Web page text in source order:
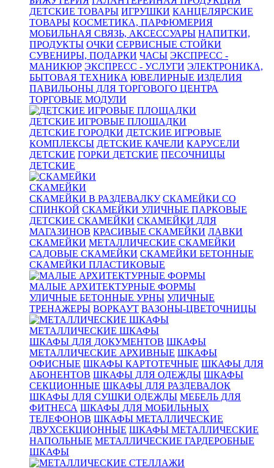
ДЕТСКИЕ ТОВАРЫ ИГРУШКИ КАНЦЕЛЯРСКИЕ
ТОВАРЫ КОСМЕТИКА, ПАРФЮМЕРИЯ
МОБИЛЬНАЯ СВЯЗЬ, АКСЕССУАРЫ НАПИТКИ,
ПРОДУКТЫ ОЧКИ СЕРВИСНЫЕ СТОЙКИ
СУВЕНИРЫ, ПОДАРКИ ЧАСЫ ЭКСПРЕСС -
МАНИКЮР ЭКСПРЕСС - УСЛУГИ ЭЛЕКТРОНИКА,
БЫТОВАЯ ТЕХНИКА ЮВЕЛИРНЫЕ ИЗДЕЛИЯ
ПАВИЛЬОНЫ ДЛЯ ТОРГОВОГО ЦЕНТРА
ТОРГОВЫЕ МОДУЛИ
ДЕТСКИЕ ИГРОВЫЕ ПЛОЩАДКИ
ДЕТСКИЕ ГОРОДКИ ДЕТСКИЕ ИГРОВЫЕ
КОМПЛЕКСЫ ДЕТСКИЕ КАЧЕЛИ КАРУСЕЛИ
ДЕТСКИЕ ГОРКИ ДЕТСКИЕ ПЕСОЧНИЦЫ
ДЕТСКИЕ
СКАМЕЙКИ
СКАМЕЙКИ В РАЗДЕВАЛКУ СКАМЕЙКИ СО
СПИНКОЙ СКАМЕЙКИ УЛИЧНЫЕ ПАРКОВЫЕ
ДЕТСКИЕ СКАМЕЙКИ СКАМЕЙКИ ДЛЯ
МАГАЗИНОВ КРАСИВЫЕ СКАМЕЙКИ ЛАВКИ
СКАМЕЙКИ МЕТАЛЛИЧЕСКИЕ СКАМЕЙКИ
САДОВЫЕ СКАМЕЙКИ СКАМЕЙКИ БЕТОННЫЕ
СКАМЕЙКИ ПЛАСТИКОВЫЕ
МАЛЫЕ АРХИТЕКТУРНЫЕ ФОРМЫ
УЛИЧНЫЕ БЕТОННЫЕ УРНЫ УЛИЧНЫЕ
ТРЕНАЖЕРЫ ВОРКАУТ ВАЗОНЫ-ЦВЕТОЧНИЦЫ
МЕТАЛЛИЧЕСКИЕ ШКАФЫ
ШКАФЫ ДЛЯ ДОКУМЕНТОВ ШКАФЫ
МЕТАЛЛИЧЕСКИЕ АРХИВНЫЕ ШКАФЫ
ОФИСНЫЕ ШКАФЫ КАРТОТЕЧНЫЕ ШКАФЫ ДЛЯ
АБОНЕНТОВ ШКАФЫ ДЛЯ ОДЕЖДЫ ШКАФЫ
СЕКЦИОННЫЕ ШКАФЫ ДЛЯ РАЗДЕВАЛОК
ШКАФЫ ДЛЯ СУШКИ ОДЕЖДЫ МЕБЕЛЬ ДЛЯ
ФИТНЕСА ШКАФЫ ДЛЯ МОБИЛЬНЫХ
ТЕЛЕФОНОВ ШКАФЫ МЕТАЛЛИЧЕСКИЕ
ДВУХСЕКЦИОННЫЕ ШКАФЫ МЕТАЛЛИЧЕСКИЕ
НАПОЛЬНЫЕ МЕТАЛЛИЧЕСКИЕ ГАРДЕРОБНЫЕ
ШКАФЫ